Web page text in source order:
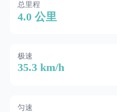
总里程
4.0 公里
极速
35.3 km/h
匀速